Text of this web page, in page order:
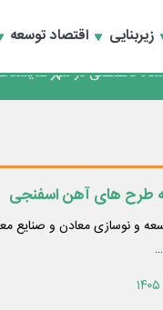
زیربنایی اقتصاد توسعه قرار گرفت
قرار گرفت
تخصصی در شهر
طرح های آهن اسفنجی
و نوسازی معادن و صنایع